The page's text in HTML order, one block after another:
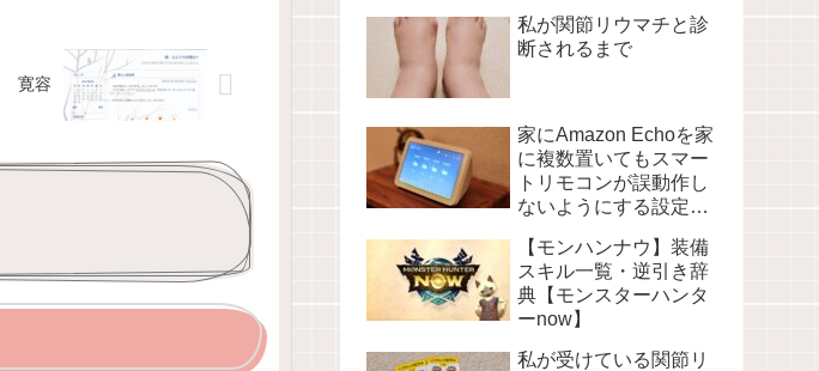
寛容
私が関節リウマチと診
断されるまで
家にAmazon Echoを家
に複数置いてもスマー
トリモコンが誤動作し
ないようにする設定に
【モンハンナウ】装備
スキル一覧・逆引き辞
典【モンスターハンタ
ーnow】
私が受けている関節リ